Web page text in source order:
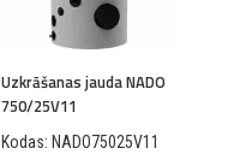
Uzkrāšanas jauda NADO
750/25V11
Kodas: NADO75025V11